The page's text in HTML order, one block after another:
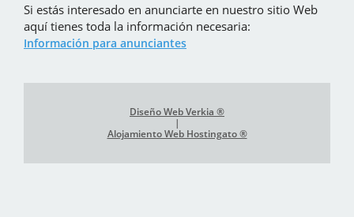
Si estás interesado en anunciarte en nuestro sitio Web
aquí tienes toda la información necesaria:
Información para anunciantes
Diseño Web Verkia ®
|
Alojamiento Web Hostingato ®